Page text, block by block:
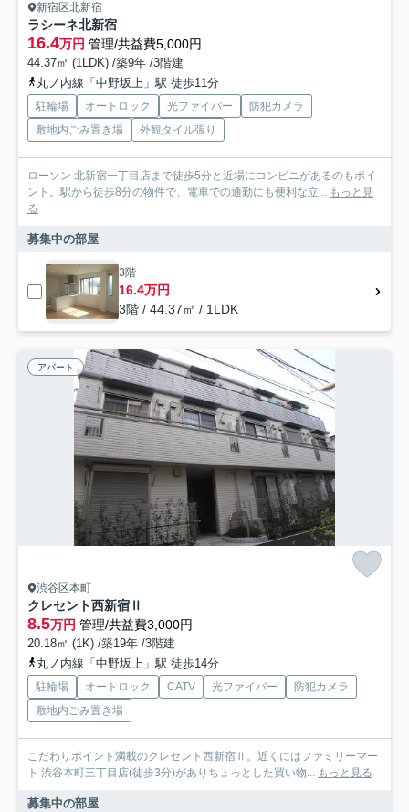
新宿区北新宿
ラシーネ北新宿
16.4万円 管理/共益費5,000円
44.37㎡ (1LDK) /築9年 /3階建
丸ノ内線「中野坂上」駅 徒歩11分
駐輪場 オートロック 光ファイバー
防犯カメラ
敷地内ごみ置き場
外観タイル張り
ローソン 北新宿一丁目店まで徒歩5分と近場にコンビニがあるのもポイ
ント。駅から徒歩8分の物件で、電車での通勤にも便利な立... もっと見
る
募集中の部屋
3階
16.4万円
3階 / 44.37㎡ / 1LDK
アパート
渋谷区本町
クレセント西新宿Ⅱ
8.5万円 管理/共益費3,000円
20.18㎡ (1K) /築19年 /3階建
丸ノ内線「中野坂上」駅 徒歩14分
駐輪場 オートロック CATV 光ファイバー
防犯カメラ
敷地内ごみ置き場
こだわりポイント満載のクレセント西新宿Ⅱ。近くにはファミリーマー
ト 渋谷本町三丁目店(徒歩3分)がありちょっとした買い物... もっと見る
募集中の部屋